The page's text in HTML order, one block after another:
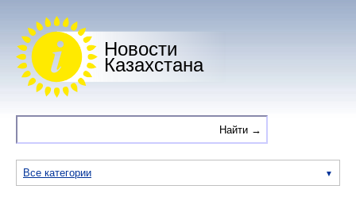
Новости
Казахстана
Все категории